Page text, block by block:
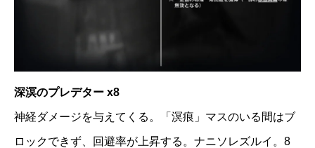
深溟のプレデター x8
神経ダメージを与えてくる。「溟痕」マスのいる間はブ
ロックできず、回避率が上昇する。ナニソレズルイ。8